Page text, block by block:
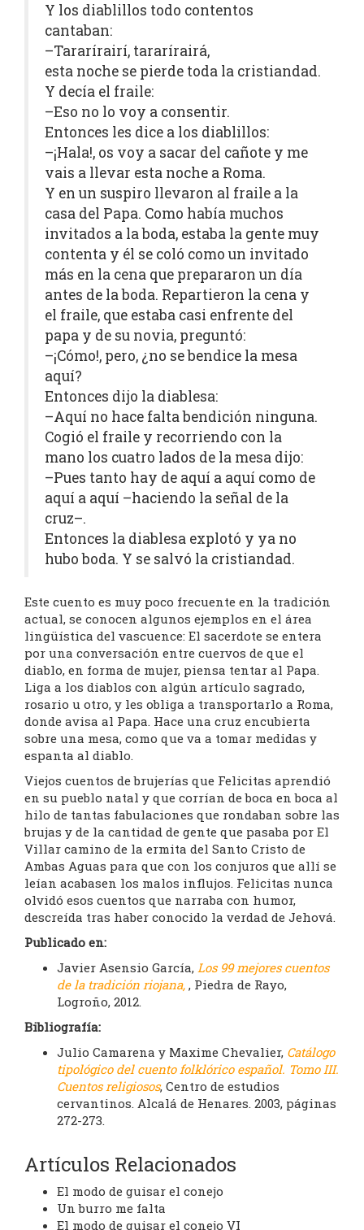
Y los diablillos todo contentos
cantaban:
–Tararírairí, tararírairá,
esta noche se pierde toda la cristiandad.
Y decía el fraile:
–Eso no lo voy a consentir.
Entonces les dice a los diablillos:
–¡Hala!, os voy a sacar del cañote y me
vais a llevar esta noche a Roma.
Y en un suspiro llevaron al fraile a la
casa del Papa. Como había muchos
invitados a la boda, estaba la gente muy
contenta y él se coló como un invitado
más en la cena que prepararon un día
antes de la boda. Repartieron la cena y
el fraile, que estaba casi enfrente del
papa y de su novia, preguntó:
–¡Cómo!, pero, ¿no se bendice la mesa
aquí?
Entonces dijo la diablesa:
–Aquí no hace falta bendición ninguna.
Cogió el fraile y recorriendo con la
mano los cuatro lados de la mesa dijo:
–Pues tanto hay de aquí a aquí como de
aquí a aquí –haciendo la señal de la
cruz–.
Entonces la diablesa explotó y ya no
hubo boda. Y se salvó la cristiandad.
Este cuento es muy poco frecuente en la tradición
actual, se conocen algunos ejemplos en el área
lingüística del vascuence: El sacerdote se entera
por una conversación entre cuervos de que el
diablo, en forma de mujer, piensa tentar al Papa.
Liga a los diablos con algún artículo sagrado,
rosario u otro, y les obliga a transportarlo a Roma,
donde avisa al Papa. Hace una cruz encubierta
sobre una mesa, como que va a tomar medidas y
espanta al diablo.
Viejos cuentos de brujerías que Felicitas aprendió
en su pueblo natal y que corrían de boca en boca al
hilo de tantas fabulaciones que rondaban sobre las
brujas y de la cantidad de gente que pasaba por El
Villar camino de la ermita del Santo Cristo de
Ambas Aguas para que con los conjuros que allí se
leían acabasen los malos influjos. Felicitas nunca
olvidó esos cuentos que narraba con humor,
descreída tras haber conocido la verdad de Jehová.
Publicado en:
Javier Asensio García, Los 99 mejores cuentos
de la tradición riojana, , Piedra de Rayo,
Logroño, 2012.
Bibliografía:
Julio Camarena y Maxime Chevalier, Catálogo
tipológico del cuento folklórico español. Tomo III.
Cuentos religiosos, Centro de estudios
cervantinos. Alcalá de Henares. 2003, páginas
272-273.
Artículos Relacionados
El modo de guisar el conejo
Un burro me falta
El modo de guisar el conejo VI